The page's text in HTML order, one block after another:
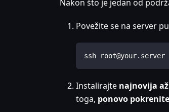
Nakon što je jedan od
Povežite se na server
ssh root@your.server
Instalirajte najnovija
toga, ponovo pokrenite